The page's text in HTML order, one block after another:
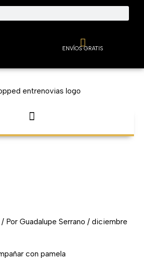
ENVÍOS GRATIS
/ Por Guadalupe Serrano / diciembre